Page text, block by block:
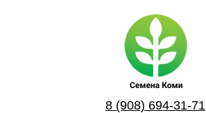
8 (908) 694-31-71